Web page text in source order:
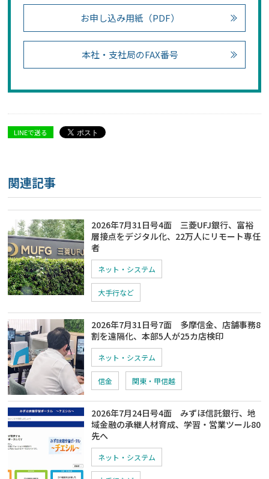
お申し込み用紙（PDF）
本社・支社局のFAX番号
LINEで送る
関連記事
2026年7月31日号4面 三菱UFJ銀行、富裕
層接点をデジタル化、22万人にリモート専任
者
ネット・システム
大手行など
2026年7月31日号7面 多摩信金、店舗事務8
割を遠隔化、本部5人が25カ店検印
ネット・システム
信金 関東・甲信越
2026年7月24日号4面 みずほ信託銀行、地
域金融の承継人材育成、学習・営業ツール80
先へ
ネット・システム